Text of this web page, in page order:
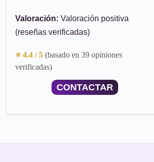
Valoración: Valoración positiva
(reseñas verificadas)
⭐ 4.4 / 5 (basado en 39 opiniones
verificadas)
CONTACTAR